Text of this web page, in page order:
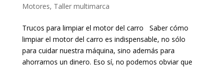
Motores, Taller multimarca
Trucos para limpiar el motor del carro Saber cómo
limpiar el motor del carro es indispensable, no sólo
para cuidar nuestra máquina, sino además para
ahorrarnos un dinero. Eso sí, no podemos obviar que